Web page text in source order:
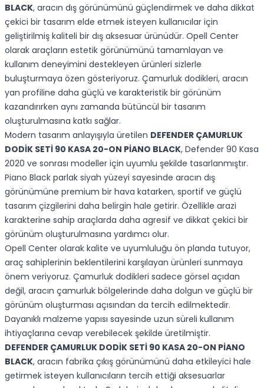
BLACK, aracın dış görünümünü güçlendirmek ve daha dikkat
çekici bir tasarım elde etmek isteyen kullanıcılar için
geliştirilmiş kaliteli bir dış aksesuar ürünüdür. Opell Center
olarak araçların estetik görünümünü tamamlayan ve
kullanım deneyimini destekleyen ürünleri sizlerle
buluşturmaya özen gösteriyoruz. Çamurluk dodikleri, aracın
yan profiline daha güçlü ve karakteristik bir görünüm
kazandırırken aynı zamanda bütüncül bir tasarım
oluşturulmasına katkı sağlar.
Modern tasarım anlayışıyla üretilen DEFENDER ÇAMURLUK
DODİK SETİ 90 KASA 20-ON PİANO BLACK, Defender 90 Kasa
2020 ve sonrası modeller için uyumlu şekilde tasarlanmıştır.
Piano Black parlak siyah yüzeyi sayesinde aracın dış
görünümüne premium bir hava katarken, sportif ve güçlü
tasarım çizgilerini daha belirgin hale getirir. Özellikle arazi
karakterine sahip araçlarda daha agresif ve dikkat çekici bir
görünüm oluşturulmasına yardımcı olur.
Opell Center olarak kalite ve uyumluluğu ön planda tutuyor,
araç sahiplerinin beklentilerini karşılayan ürünleri sunmaya
önem veriyoruz. Çamurluk dodikleri sadece görsel açıdan
değil, aracın çamurluk bölgelerinde daha dolgun ve güçlü bir
görünüm oluşturması açısından da tercih edilmektedir.
Dayanıklı malzeme yapısı sayesinde uzun süreli kullanım
ihtiyaçlarına cevap verebilecek şekilde üretilmiştir.
DEFENDER ÇAMURLUK DODİK SETİ 90 KASA 20-ON PİANO
BLACK, aracın fabrika çıkış görünümünü daha etkileyici hale
getirmek isteyen kullanıcıların tercih ettiği aksesuarlar